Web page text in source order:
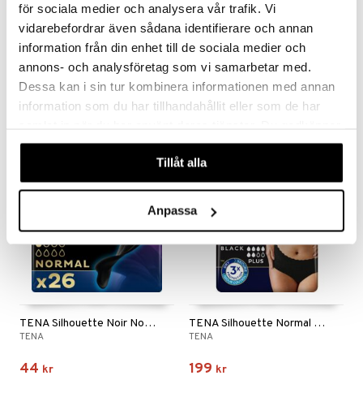
för sociala medier och analysera vår trafik. Vi
vidarebefordrar även sådana identifierare och annan
information från din enhet till de sociala medier och
annons- och analysföretag som vi samarbetar med.
Dessa kan i sin tur kombinera informationen med annan
information som du har tillhandahållit eller som de har
våra cookies vid fortsatt användande av vår webbplats.
Tillåt alla
Anpassa
TENA Discreet Ultra Mini Plus 24st
TENA
47
TENA Silhouette Noir Mini
TENA
45 kr
TENA Silhouette Noir Normal
TENA
44 kr
TENA Silhouette Normal Noir M
TENA
199 kr